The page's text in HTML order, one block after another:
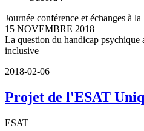
Journée conférence et échanges à
15 NOVEMBRE 2018
La question du handicap psychique
inclusive
2018-02-06
Projet de l'ESAT
ESAT